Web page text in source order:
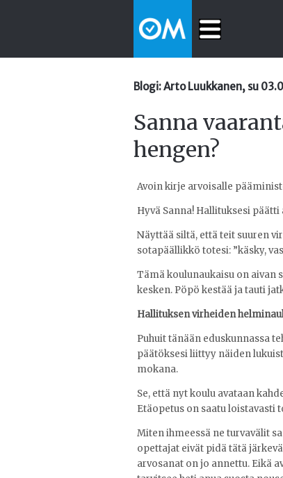
Blogi: Arto Luukkanen, su
Sanna
hengen?
Avoin kirje arvoisalle
Hyvä Sanna! Hallituksesi
Näyttää siltä, että teit suuren
sotapäällikkö totesi: ”käsky,
Tämä koulunaukaisu on
kesken. Pöpö kestää ja tauti
Hallituksen virheiden
Puhuit tänään eduskunnassa
päätöksesi liittyy näiden
mokana.
Se, että nyt koulu avataan
Etäopetus on saatu loistavasti
Miten ihmeessä ne turvavälit
opettajat eivät pidä tätä
arvosanat on jo annettu. Eikä